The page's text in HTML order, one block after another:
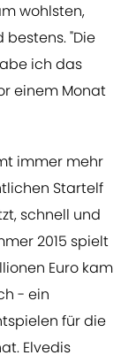
wohlsten,
"Die
ich das
einem Monat
immer mehr
Startelf
schnell und
2015 spielt
Euro kam
- ein
für die
Elvedis